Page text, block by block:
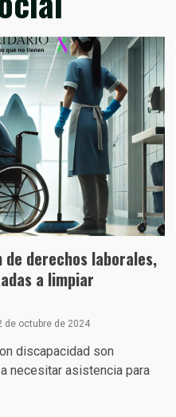
de derechos laborales,
a limpiar
de octubre de 2024
discapacidad son
necesitar asistencia para